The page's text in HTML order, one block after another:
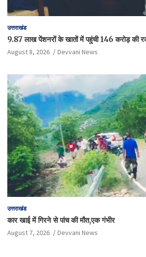
उत्तराखंड
9.87 लाख पेंशनरों के खातों में पहुंची 146 करोड़ की
August 8, 2026 Devvani News
उत्तराखंड
कार खाई में गिरने से पांच की मौत,एक गंभीर
August 7, 2026 Devvani News